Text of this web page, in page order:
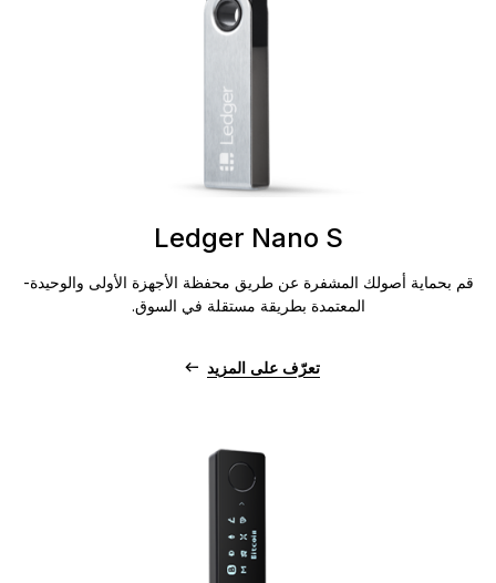
Ledger Nano S
قم بحماية أصولك المشفرة عن طريق محفظة الأجهزة الأولى والوحيدة-
المعتمدة بطريقة مستقلة في السوق.
تعرّف على المزيد